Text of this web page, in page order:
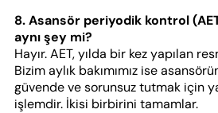
8. Asansör periyodik kontrol
aynı şey mi?
Hayır. AET, yılda bir kez yapılan
Bizim aylık bakımımız ise
güvende ve sorunsuz tutmak için
işlemdir. İkisi birbirini tamamlar.